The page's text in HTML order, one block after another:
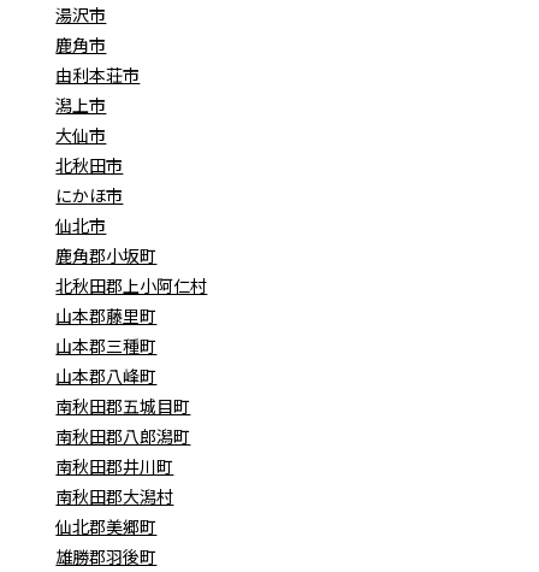
湯沢市
鹿角市
由利本荘市
潟上市
大仙市
北秋田市
にかほ市
仙北市
鹿角郡小坂町
北秋田郡上小阿仁村
山本郡藤里町
山本郡三種町
山本郡八峰町
南秋田郡五城目町
南秋田郡八郎潟町
南秋田郡井川町
南秋田郡大潟村
仙北郡美郷町
雄勝郡羽後町